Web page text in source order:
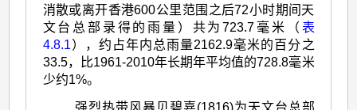
消散或离开香港600公里范围之后72小时期间天
文台总部录得的雨量）共为723.7毫米（ 表
4.8.1），约占年内总雨量2162.9毫米的百分之
33.5，比1961-2010年长期年平均值的728.8毫米
少约1%。
强烈热带风暴贝碧嘉(1816)为天文台总部